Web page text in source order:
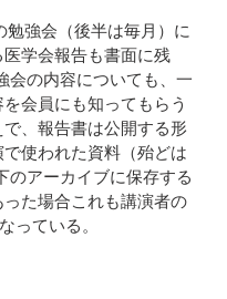
強会（後半は毎月）に
学会報告も書面に残
会の内容についても、一
会員にも知ってもらう
、報告書は公開する形
使われた資料（殆どは
のアーカイブに保存する
た場合これも講演者の
っている。